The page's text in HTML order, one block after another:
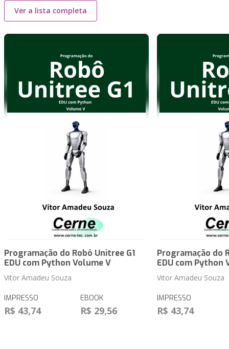
Ver a lista completa
Programação do Robô Unitree G1
EDU com Python Volume V
Vitor Amadeu Souza
IMPRESSO
R$ 43,74
EBOOK
R$ 29,56
Programação do
EDU com Python
Vitor Amadeu Souza
IMPRESSO
R$ 43,74